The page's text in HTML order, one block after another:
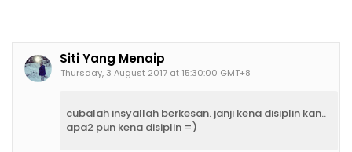
Siti Yang Menaip
Thursday, 3 August 2017 at 15:30:00 GMT+8
cubalah insyallah berkesan. janji kena disiplin kan..
apa2 pun kena disiplin =)